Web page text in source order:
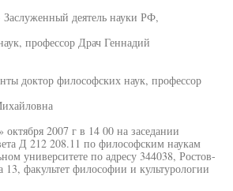
Заслуженный деятель науки РФ,
профессор Драч Геннадий
доктор философских наук, профессор
октября 2007 г в 14 00 на заседании
Д 212 208.11 по философским наукам
университете по адресу 344038, Ростов-
факультет философии и культурологии